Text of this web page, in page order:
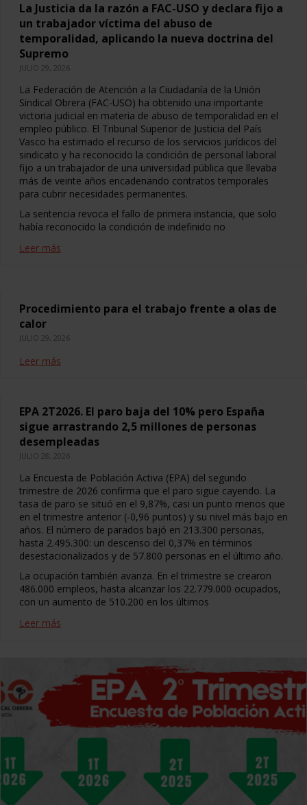
La Justicia da la razón a FAC-USO y declara fijo a
un trabajador víctima del abuso de
temporalidad, aplicando la nueva doctrina del
Supremo
JULIO 29, 2026
La Federación de Atención a la Ciudadanía de la Unión
Sindical Obrera (FAC-USO) ha obtenido una importante
victoria judicial en materia de abuso de temporalidad en el
empleo público. El Tribunal Superior de Justicia del País
Vasco ha estimado el recurso de los servicios jurídicos del
sindicato y ha reconocido la condición de personal laboral
fijo a un trabajador de una universidad pública que llevaba
más de veinte años encadenando contratos temporales
para cubrir necesidades permanentes.
La sentencia revoca el fallo de primera instancia, que solo
había reconocido la condición de indefinido no
Leer más
Procedimiento para el trabajo frente a olas de
calor
JULIO 29, 2026
Leer más
EPA 2T2026. El paro baja del 10% pero España
sigue arrastrando 2,5 millones de personas
desempleadas
JULIO 28, 2026
La Encuesta de Población Activa (EPA) del segundo
trimestre de 2026 confirma que el paro sigue cayendo. La
tasa de paro se situó en el 9,87%, casi un punto menos que
en el trimestre anterior (-0,96 puntos) y su nivel más bajo en
años. El número de parados bajó en 213.300 personas,
hasta 2.495.300: un descenso del 0,37% en términos
desestacionalizados y de 57.800 personas en el último año.
La ocupación también avanza. En el trimestre se crearon
486.000 empleos, hasta alcanzar los 22.779.000 ocupados,
con un aumento de 510.200 en los últimos
Leer más